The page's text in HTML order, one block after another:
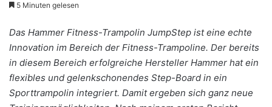
5 Minuten gelesen
Das Hammer Fitness-Trampolin JumpStep ist eine echte
Innovation im Bereich der Fitness-Trampoline. Der bereits
in diesem Bereich erfolgreiche Hersteller Hammer hat ein
flexibles und gelenkschonendes Step-Board in ein
Sporttrampolin integriert. Damit ergeben sich ganz neue